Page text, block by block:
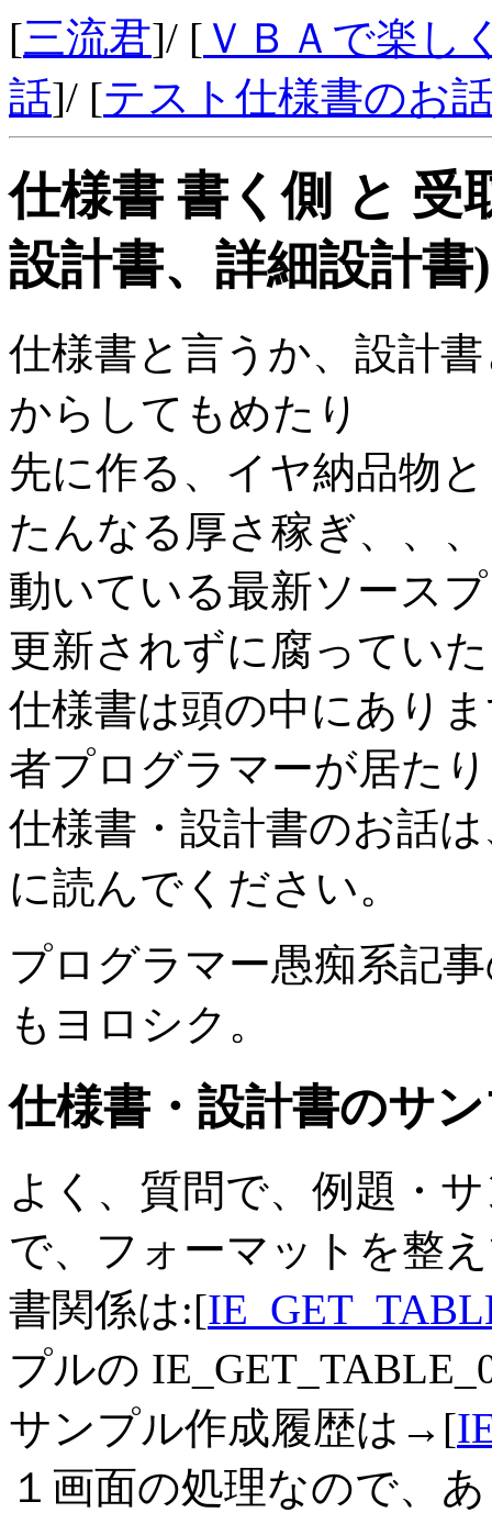
[三流君]/ [ ＶＢＡで楽し
話]/ [テスト仕様書のお
仕様書 書く側 と 受
設計書、詳細設計書)
仕様書と言うか、設計
からしてもめたり
先に作る、イヤ納品物
たんなる厚さ稼ぎ、、、
動いている最新ソース
更新されずに腐ってい
仕様書は頭の中にあり
者プログラマーが居た
仕様書・設計書のお話
に読んでください。
プログラマー愚痴系記
もヨロシク。
仕様書・設計書のサ
よく、質問で、例題・
で、フォーマットを整
書関係は:[
プルの
サンプル作成履歴は→[
１画面の処理なので、